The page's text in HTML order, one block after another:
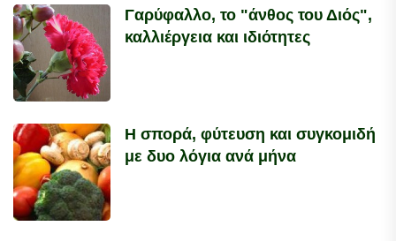
Γαρύφαλλο, το "άνθος του Διός",
καλλιέργεια και ιδιότητες
Η σπορά, φύτευση και συγκομιδή
με δυο λόγια ανά μήνα